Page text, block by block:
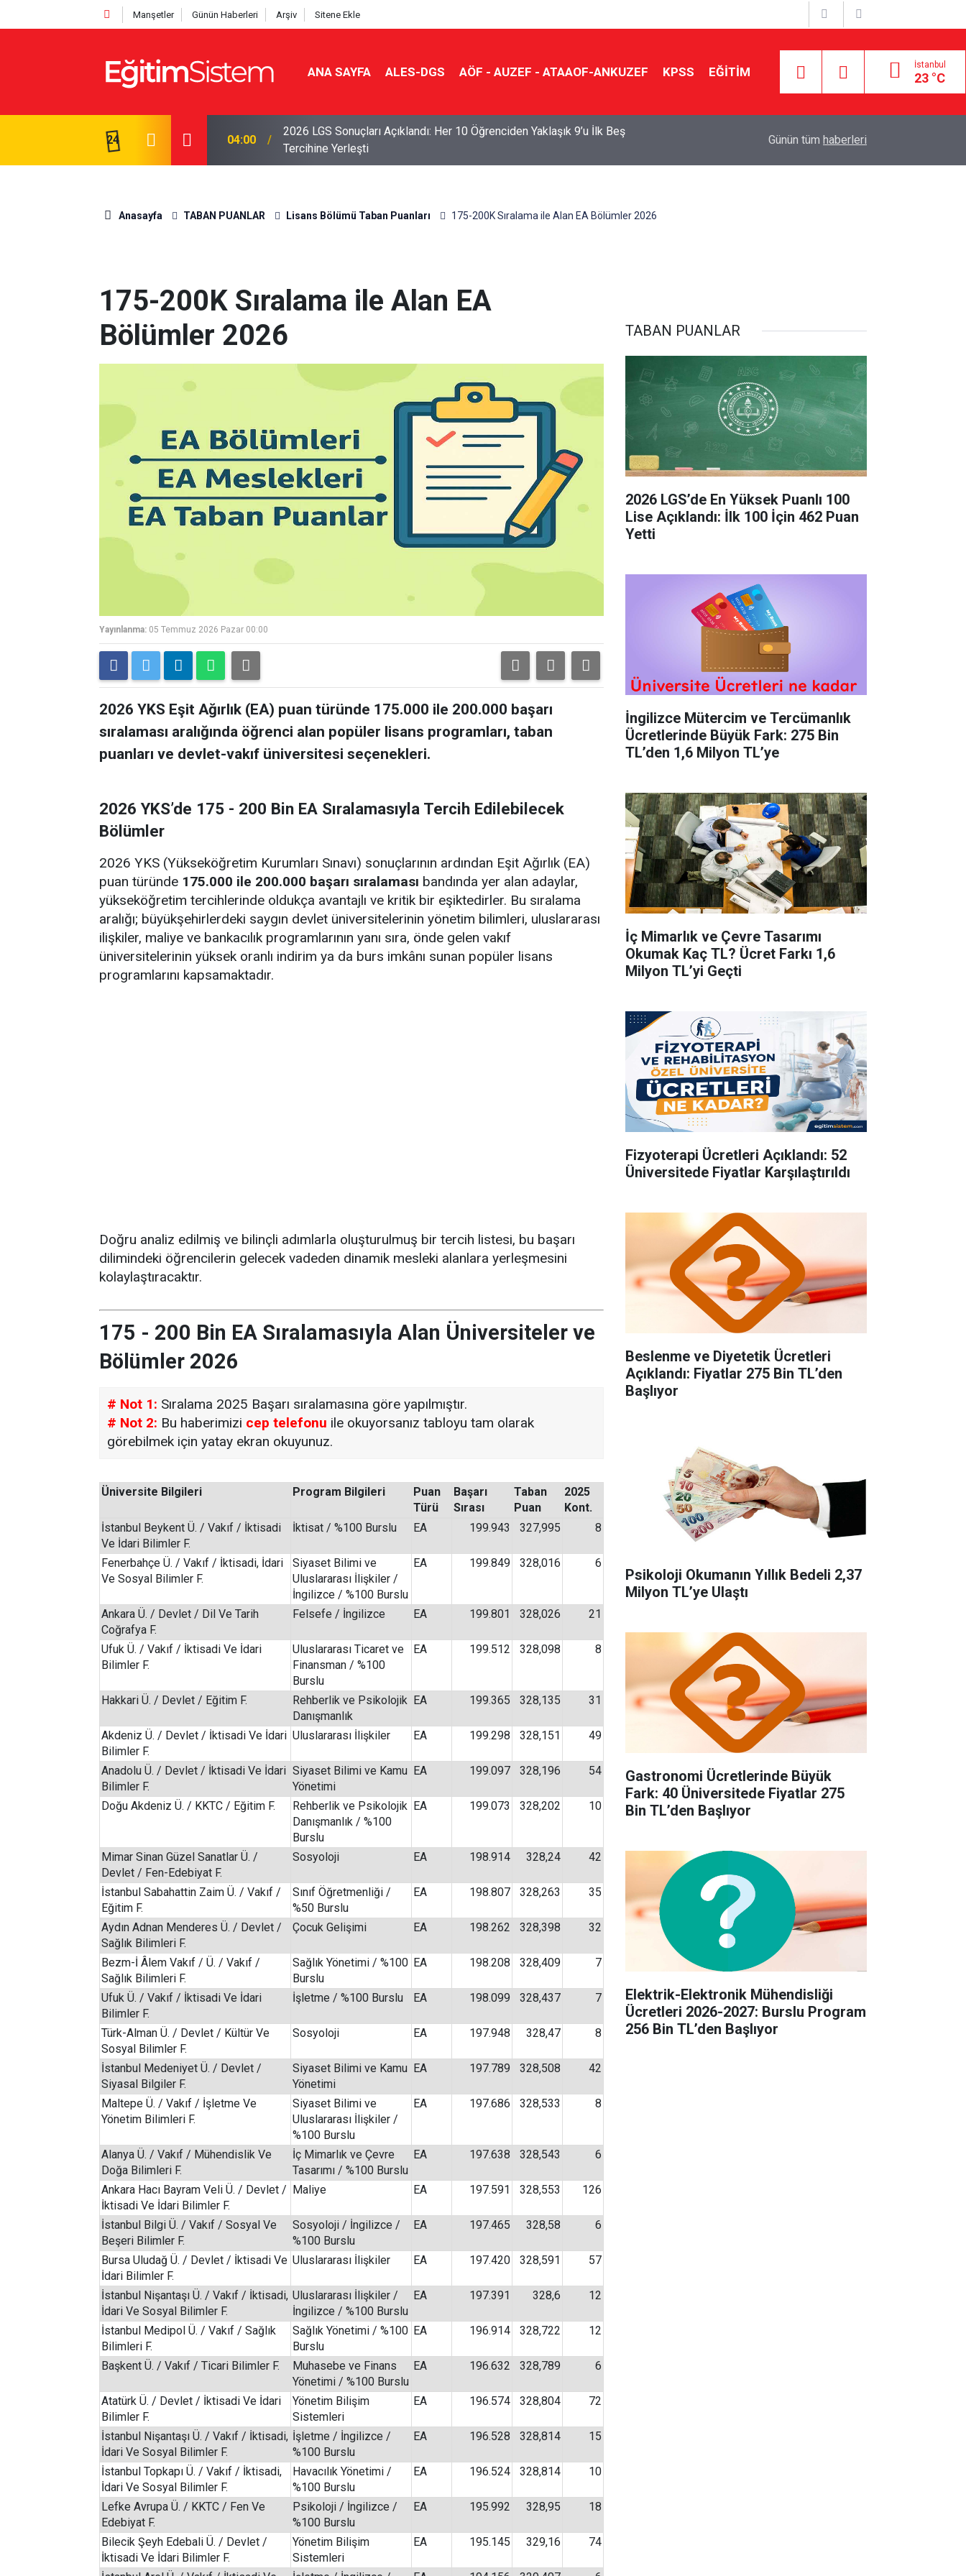
Manşetler Günün Haberleri Arşiv Sitene Ekle
ANA SAYFA ALES-DGS AÖF - AUZEF - ATAAOF-ANKUZEF KPSS EĞİTİM İstanbul
23 °C
24
Sınavla Alan Liseler Yüzde 95,76
04:00
2026 LGS Sonuçları Açıklandı: Her 10 Öğrenciden Yaklaşık 9’u İlk Beş
Tercihine Yerleşti
Yönlendiriyor?
Günün tüm haberleri
Anasayfa TABAN PUANLAR Lisans Bölümü Taban Puanları 175-200K Sıralama ile Alan EA Bölümler 2026
175-200K Sıralama ile Alan EA
Bölümler 2026
Yayınlanma: 05 Temmuz 2026 Pazar 00:00
2026 YKS Eşit Ağırlık (EA) puan türünde 175.000 ile 200.000 başarı
sıralaması aralığında öğrenci alan popüler lisans programları, taban
puanları ve devlet-vakıf üniversitesi seçenekleri.
2026 YKS’de 175 - 200 Bin EA Sıralamasıyla Tercih Edilebilecek
Bölümler
2026 YKS (Yükseköğretim Kurumları Sınavı) sonuçlarının ardından Eşit Ağırlık (EA)
puan türünde 175.000 ile 200.000 başarı sıralaması bandında yer alan adaylar,
yükseköğretim tercihlerinde oldukça avantajlı ve kritik bir eşiktedirler. Bu sıralama
aralığı; büyükşehirlerdeki saygın devlet üniversitelerinin yönetim bilimleri, uluslararası
ilişkiler, maliye ve bankacılık programlarının yanı sıra, önde gelen vakıf
üniversitelerinin yüksek oranlı indirim ya da burs imkânı sunan popüler lisans
programlarını kapsamaktadır.
Doğru analiz edilmiş ve bilinçli adımlarla oluşturulmuş bir tercih listesi, bu başarı
dilimindeki öğrencilerin gelecek vadeden dinamik mesleki alanlara yerleşmesini
kolaylaştıracaktır.
175 - 200 Bin EA Sıralamasıyla Alan Üniversiteler ve
Bölümler 2026
# Not 1: Sıralama 2025 Başarı sıralamasına göre yapılmıştır.
# Not 2: Bu haberimizi cep telefonu ile okuyorsanız tabloyu tam olarak
görebilmek için yatay ekran okuyunuz.
Üniversite Bilgileri Program Bilgileri
Puan
Türü
Başarı
Sırası
Taban
Puan
2025
Kont.
İstanbul Beykent Ü. / Vakıf / İktisadi
Ve İdari Bilimler F.
İktisat / %100 Burslu EA 199.943 327,995 8
Fenerbahçe Ü. / Vakıf / İktisadi, İdari
Ve Sosyal Bilimler F.
Siyaset Bilimi ve
Uluslararası İlişkiler /
İngilizce / %100 Burslu
EA 199.849 328,016 6
Ankara Ü. / Devlet / Dil Ve Tarih
Coğrafya F.
Felsefe / İngilizce EA 199.801 328,026 21
Ufuk Ü. / Vakıf / İktisadi Ve İdari
Bilimler F.
Uluslararası Ticaret ve
Finansman / %100
Burslu
EA 199.512 328,098 8
Hakkari Ü. / Devlet / Eğitim F.
Rehberlik ve Psikolojik
Danışmanlık
EA 199.365 328,135 31
Akdeniz Ü. / Devlet / İktisadi Ve İdari
Bilimler F.
Uluslararası İlişkiler EA 199.298 328,151 49
Anadolu Ü. / Devlet / İktisadi Ve İdari
Bilimler F.
Siyaset Bilimi ve Kamu
Yönetimi
EA 199.097 328,196 54
Doğu Akdeniz Ü. / KKTC / Eğitim F.
Rehberlik ve Psikolojik
Danışmanlık / %100
Burslu
EA 199.073 328,202 10
Mimar Sinan Güzel Sanatlar Ü. /
Devlet / Fen-Edebiyat F.
Sosyoloji EA 198.914 328,24 42
İstanbul Sabahattin Zaim Ü. / Vakıf /
Eğitim F.
Sınıf Öğretmenliği /
%50 Burslu
EA 198.807 328,263 35
Aydın Adnan Menderes Ü. / Devlet /
Sağlık Bilimleri F.
Çocuk Gelişimi EA 198.262 328,398 32
Bezm-İ Âlem Vakıf / Ü. / Vakıf /
Sağlık Bilimleri F.
Sağlık Yönetimi / %100
Burslu
EA 198.208 328,409 7
Ufuk Ü. / Vakıf / İktisadi Ve İdari
Bilimler F.
İşletme / %100 Burslu EA 198.099 328,437 7
Türk-Alman Ü. / Devlet / Kültür Ve
Sosyal Bilimler F.
Sosyoloji EA 197.948 328,47 8
İstanbul Medeniyet Ü. / Devlet /
Siyasal Bilgiler F.
Siyaset Bilimi ve Kamu
Yönetimi
EA 197.789 328,508 42
Maltepe Ü. / Vakıf / İşletme Ve
Yönetim Bilimleri F.
Siyaset Bilimi ve
Uluslararası İlişkiler /
%100 Burslu
EA 197.686 328,533 8
Alanya Ü. / Vakıf / Mühendislik Ve
Doğa Bilimleri F.
İç Mimarlık ve Çevre
Tasarımı / %100 Burslu
EA 197.638 328,543 6
Ankara Hacı Bayram Veli Ü. / Devlet /
İktisadi Ve İdari Bilimler F.
Maliye EA 197.591 328,553 126
İstanbul Bilgi Ü. / Vakıf / Sosyal Ve
Beşeri Bilimler F.
Sosyoloji / İngilizce /
%100 Burslu
EA 197.465 328,58 6
Bursa Uludağ Ü. / Devlet / İktisadi Ve
İdari Bilimler F.
Uluslararası İlişkiler EA 197.420 328,591 57
İstanbul Nişantaşı Ü. / Vakıf / İktisadi,
İdari Ve Sosyal Bilimler F.
Uluslararası İlişkiler /
İngilizce / %100 Burslu
EA 197.391 328,6 12
İstanbul Medipol Ü. / Vakıf / Sağlık
Bilimleri F.
Sağlık Yönetimi / %100
Burslu
EA 196.914 328,722 12
Başkent Ü. / Vakıf / Ticari Bilimler F.
Muhasebe ve Finans
Yönetimi / %100 Burslu
EA 196.632 328,789 6
Atatürk Ü. / Devlet / İktisadi Ve İdari
Bilimler F.
Yönetim Bilişim
Sistemleri
EA 196.574 328,804 72
İstanbul Nişantaşı Ü. / Vakıf / İktisadi,
İdari Ve Sosyal Bilimler F.
İşletme / İngilizce /
%100 Burslu
EA 196.528 328,814 15
İstanbul Topkapı Ü. / Vakıf / İktisadi,
İdari Ve Sosyal Bilimler F.
Havacılık Yönetimi /
%100 Burslu
EA 196.524 328,814 10
Lefke Avrupa Ü. / KKTC / Fen Ve
Edebiyat F.
Psikoloji / İngilizce /
%100 Burslu
EA 195.992 328,95 18
Bilecik Şeyh Edebali Ü. / Devlet /
İktisadi Ve İdari Bilimler F.
Yönetim Bilişim
Sistemleri
EA 195.145 329,16 74
TABAN PUANLAR
2026 LGS’de En Yüksek Puanlı 100
Lise Açıklandı: İlk 100 İçin 462 Puan
Yetti
İngilizce Mütercim ve Tercümanlık
Ücretlerinde Büyük Fark: 275 Bin
TL’den 1,6 Milyon TL’ye
İç Mimarlık ve Çevre Tasarımı
Okumak Kaç TL? Ücret Farkı 1,6
Milyon TL’yi Geçti
Fizyoterapi Ücretleri Açıklandı: 52
Üniversitede Fiyatlar Karşılaştırıldı
Beslenme ve Diyetetik Ücretleri
Açıklandı: Fiyatlar 275 Bin TL’den
Başlıyor
Psikoloji Okumanın Yıllık Bedeli 2,37
Milyon TL’ye Ulaştı
Gastronomi Ücretlerinde Büyük
Fark: 40 Üniversitede Fiyatlar 275
Bin TL’den Başlıyor
Elektrik-Elektronik Mühendisliği
Ücretleri 2026-2027: Burslu Program
256 Bin TL’den Başlıyor